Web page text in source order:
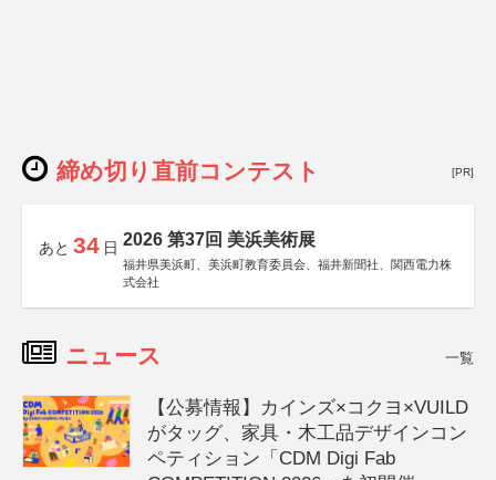
締め切り直前コンテスト [PR]
あと 34 日 2026 第37回 美浜美術展
福井県美浜町、美浜町教育委員会、福井新聞社、関西電力株
式会社
ニュース 一覧
【公募情報】カインズ×コクヨ×VUILD
がタッグ、家具・木工品デザインコン
ペティション「CDM Digi Fab